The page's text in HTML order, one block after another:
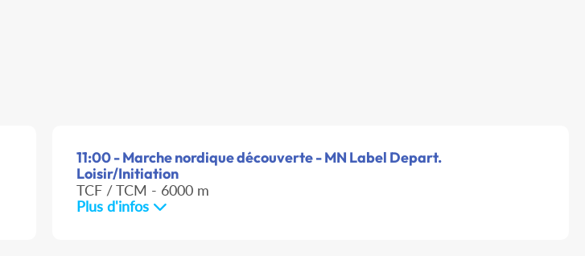
11:00 - Marche nordique découverte - MN Label Depart.
Loisir/Initiation
TCF / TCM - 6000 m
Plus d'infos